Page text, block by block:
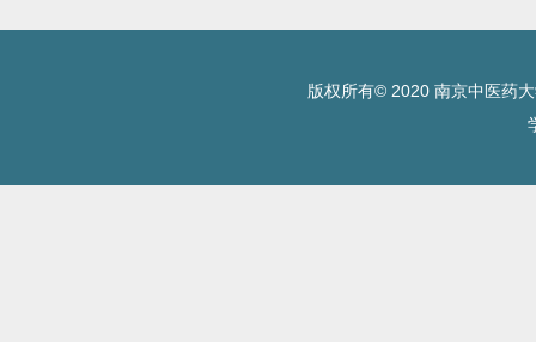
版权所有© 2020 南京中医药